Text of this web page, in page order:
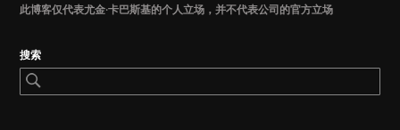
此博客仅代表尤金·卡巴斯基的个人立场，并不代表公司的官方立场
搜索